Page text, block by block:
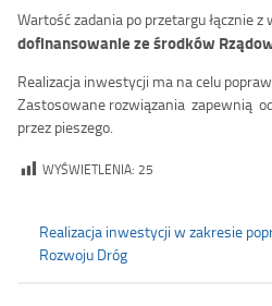
Wartość zadania po przetargu łącznie
dofinansowanie ze środków
Realizacja inwestycji ma na celu
Zastosowane rozwiązania zapewnią
przez pieszego.
WYŚWIETLENIA: 25
Realizacja inwestycji w zakresie
Rozwoju Dróg